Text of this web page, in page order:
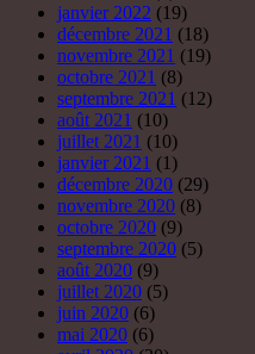
juillet 2020(5)
juin 2020(6)
mai 2020(6)
avril 2020(20)
mars 2020(7)
février 2020(6)
janvier 2020(7)
décembre 2019 (6)
novembre 2019(3)
octobre 2019(8)
septembre 2019(3)
août 2019(4)
juillet 2019(4)
juin 2019(4)
mai 2019(8)
avril 2019 (6)